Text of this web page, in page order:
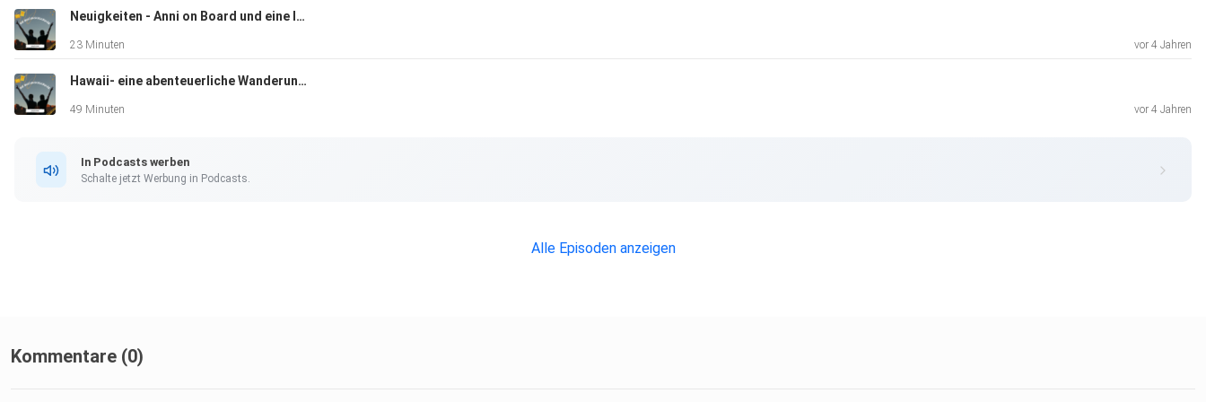
Neuigkeiten - Anni on Board und eine lange Pause
23 Minuten vor 4 Jahren
Hawaii- eine abenteuerliche Wanderung und ein nervenaufreibender Abflug
49 Minuten vor 4 Jahren
In Podcasts werben
Schalte jetzt Werbung in Podcasts.
Alle Episoden anzeigen
Kommentare (0)